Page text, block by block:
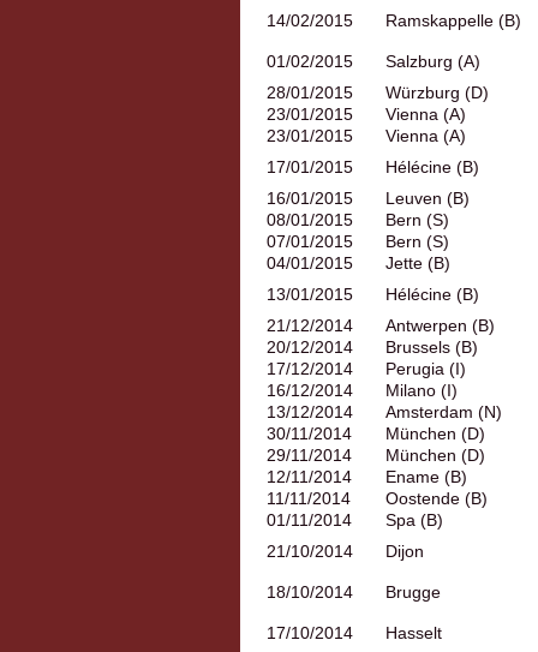
14/02/2015
Ramskappelle (B)
01/02/2015
Salzburg (A)
28/01/2015
Würzburg (D)
23/01/2015
Vienna (A)
23/01/2015
Vienna (A)
17/01/2015
Hélécine (B)
16/01/2015
Leuven (B)
08/01/2015
Bern (S)
07/01/2015
Bern (S)
04/01/2015
Jette (B)
13/01/2015
Hélécine (B)
21/12/2014
Antwerpen (B)
20/12/2014
Brussels (B)
17/12/2014
Perugia (I)
16/12/2014
Milano (I)
13/12/2014
Amsterdam (N)
30/11/2014
München (D)
29/11/2014
München (D)
12/11/2014
Ename (B)
11/11/2014
Oostende (B)
01/11/2014
Spa (B)
21/10/2014
Dijon
18/10/2014 Brugge
17/10/2014
Hasselt